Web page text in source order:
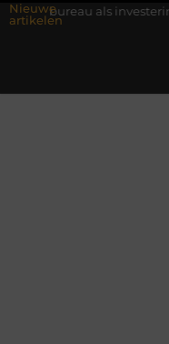
Nieuwe
artikelen
investering voor het leven